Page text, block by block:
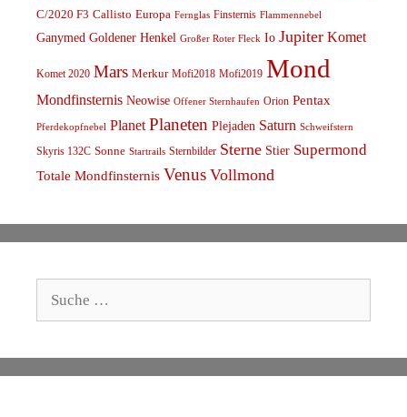
C/2020 F3 Callisto Europa Fernglas Finsternis Flammennebel
Ganymed Goldener Henkel Großer Roter Fleck Io Jupiter Komet
Komet 2020 Mars Merkur Mofi2018 Mofi2019 Mond
Mondfinsternis Neowise Offener Sternhaufen Orion Pentax
Pferdekopfnebel Planet Planeten Plejaden Saturn Schweifstern
Skyris 132C Sonne Startrails Sternbilder Sterne Stier Supermond
Totale Mondfinsternis Venus Vollmond